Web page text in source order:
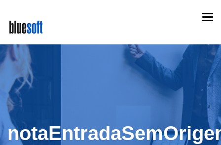
main
content